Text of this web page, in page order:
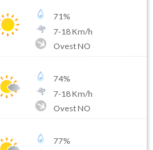
71%
7-18Km/h
Ovest NO
74%
7-18Km/h
Ovest NO
77%